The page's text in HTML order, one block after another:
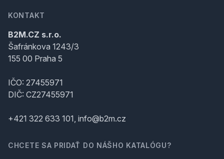
KONTAKT
B2M.CZ s.r.o.
Šafránkova 1243/3
155 00 Praha 5
IČO: 27455971
DIČ: CZ27455971
+421 322 633 101, info@b2m.cz
CHCETE SA PRIDAŤ DO NÁŠHO KATALÓGU?